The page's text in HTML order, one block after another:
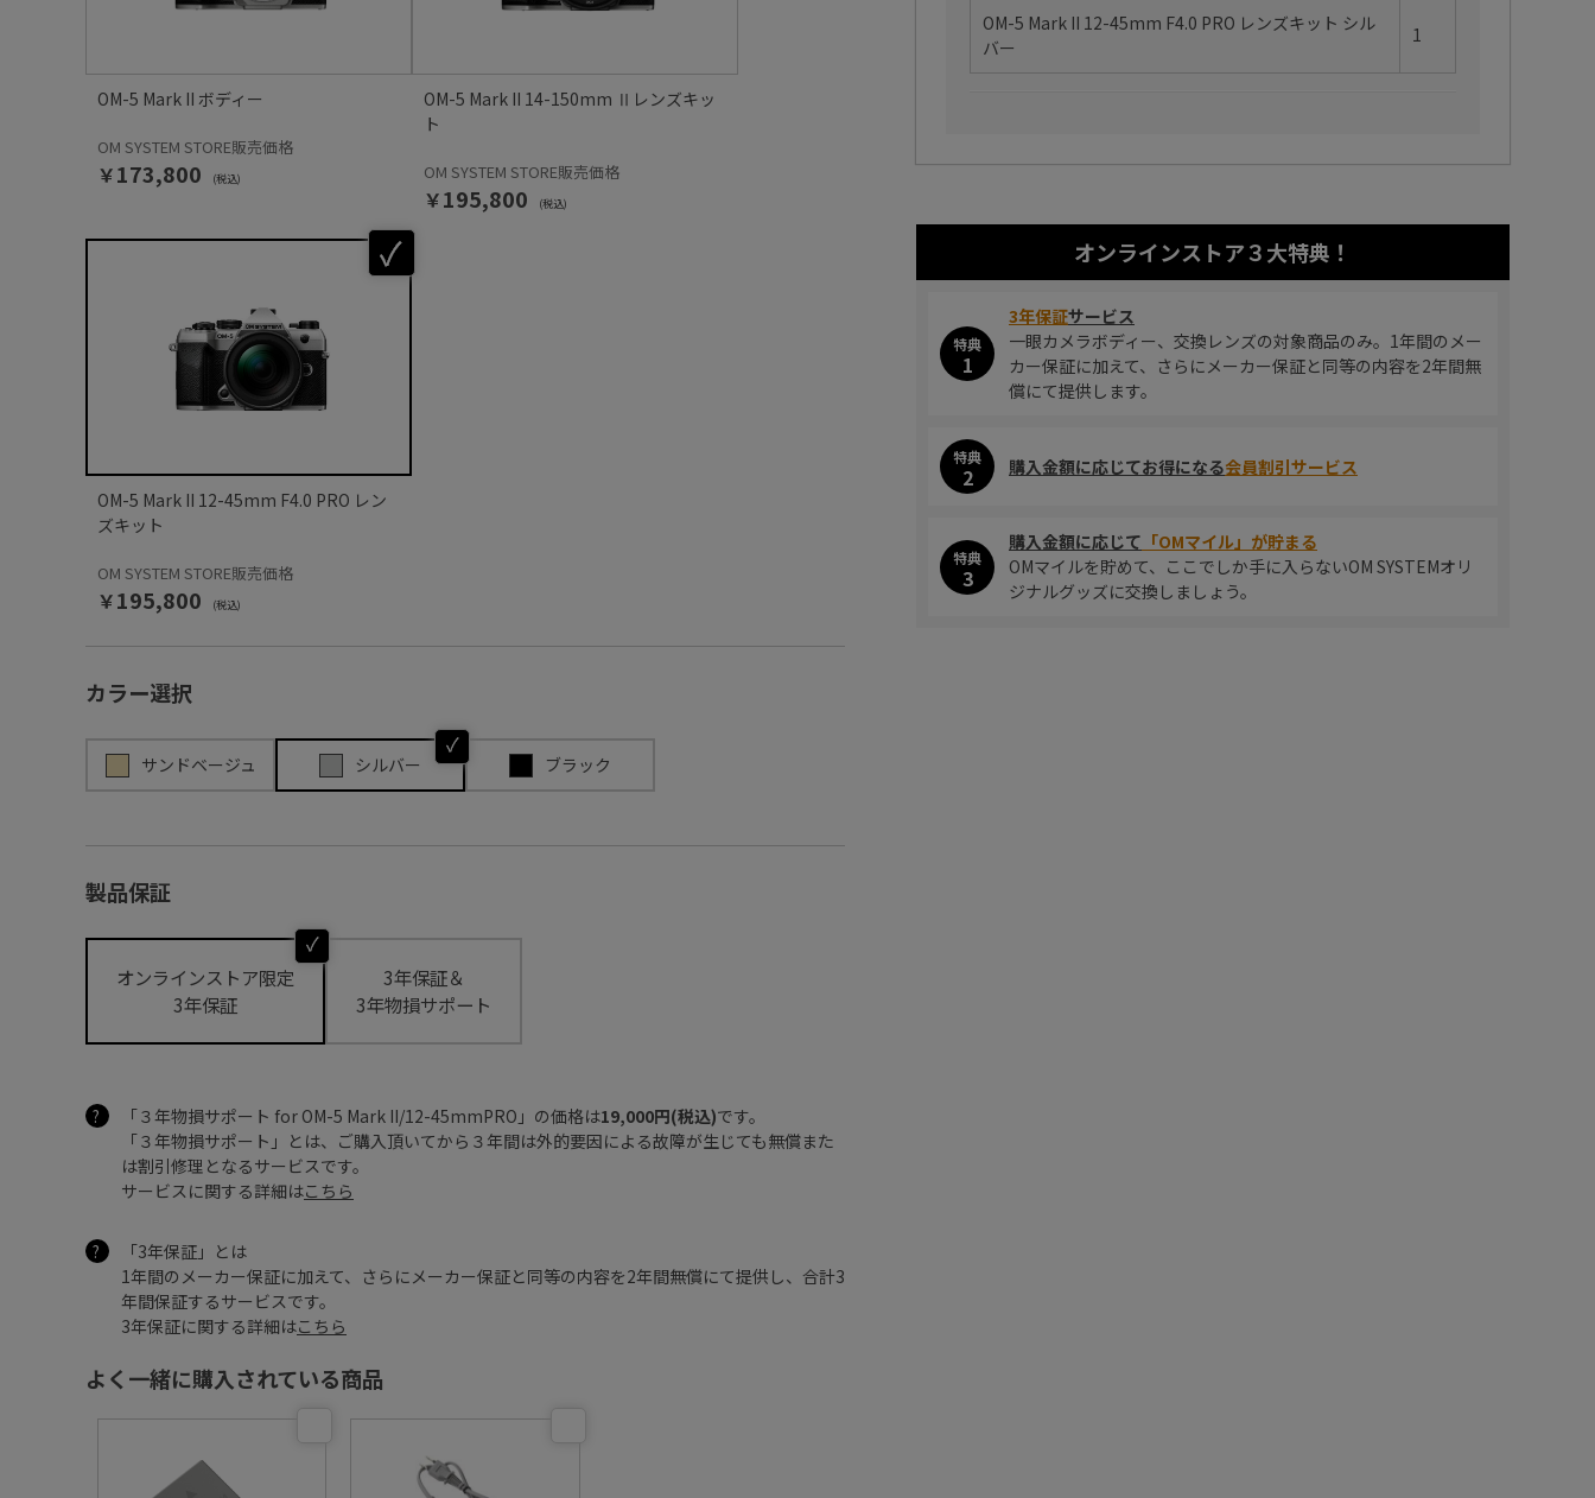
OM-5 Mark II ボディー
OM SYSTEM STORE販売価格
￥173,800 (税込)
OM-5 Mark II 14-150mm Ⅱレンズキッ
ト
OM SYSTEM STORE販売価格
￥195,800 (税込)
OM-5 Mark II 12-45mm F4.0 PRO レン
ズキット
OM SYSTEM STORE販売価格
￥195,800 (税込)
カラー選択
サンドベージュ シルバー ブラック
製品保証
オンラインストア限定
3年保証
3年保証＆
3年物損サポート
「３年物損サポート for OM-5 Mark II/12-45mmPRO」の価格は19,000円(税込)です。
「３年物損サポート」とは、ご購入頂いてから３年間は外的要因による故障が生じても無償また
は割引修理となるサービスです。
サービスに関する詳細はこちら
「3年保証」とは
1年間のメーカー保証に加えて、さらにメーカー保証と同等の内容を2年間無償にて提供し、合計3
年間保証するサービスです。
3年保証に関する詳細はこちら
よく一緒に購入されている商品
OM-5 Mark II 12-45mm F4.0 PRO レンズキット シル
バー
1
オンラインストア３大特典！
特典
1
3年保証サービス
一眼カメラボディー、交換レンズの対象商品のみ。1年間のメー
カー保証に加えて、さらにメーカー保証と同等の内容を2年間無
償にて提供します。
特典
2 購入金額に応じてお得になる会員割引サービス
特典
3
購入金額に応じて 「OMマイル」が貯まる
OMマイルを貯めて、ここでしか手に入らないOM SYSTEMオリ
ジナルグッズに交換しましょう。